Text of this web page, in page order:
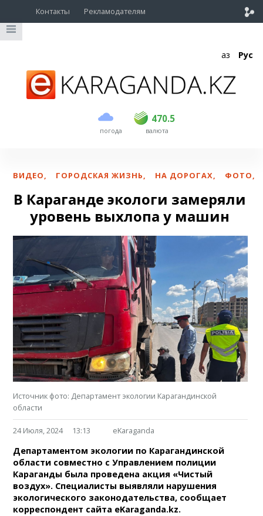
Контакты Рекламодателям
Қаз Рус
погода
470.5
USD 468.5 470.5
EUR валюта
ВИДЕО, ГОРОДСКАЯ ЖИЗНЬ, НА ДОРОГАХ, ФОТО,
В Караганде экологи замеряли
уровень выхлопа у машин
Источник фото: Департамент экологии Карагандинской
области
24 Июля, 2024 13:13 eKaraganda
Департаментом экологии по Карагандинской
области совместно с Управлением полиции
Караганды была проведена акция «Чистый
воздух». Специалисты выявляли нарушения
экологического законодательства, сообщает
корреспондент сайта eKaraganda.kz.